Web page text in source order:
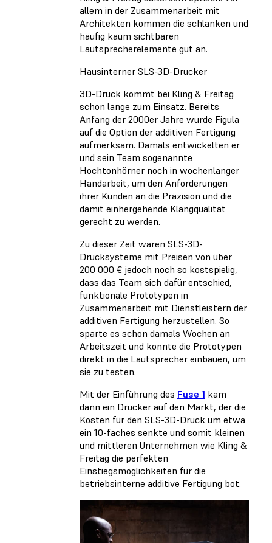
allem in der Zusammenarbeit mit
Architekten kommen die schlanken und
häufig kaum sichtbaren
Lautsprecherelemente gut an.
Hausinterner SLS-3D-Drucker
3D-Druck kommt bei Kling & Freitag
schon lange zum Einsatz. Bereits
Anfang der 2000er Jahre wurde Figula
auf die Option der additiven Fertigung
aufmerksam. Damals entwickelten er
und sein Team sogenannte
Hochtonhörner noch in wochenlanger
Handarbeit, um den Anforderungen
ihrer Kunden an die Präzision und die
damit einhergehende Klangqualität
gerecht zu werden.
Zu dieser Zeit waren SLS-3D-
Drucksysteme mit Preisen von über
200 000 € jedoch noch so kostspielig,
dass das Team sich dafür entschied,
funktionale Prototypen in
Zusammenarbeit mit Dienstleistern der
additiven Fertigung herzustellen. So
sparte es schon damals Wochen an
Arbeitszeit und konnte die Prototypen
direkt in die Lautsprecher einbauen, um
sie zu testen.
Mit der Einführung des Fuse 1 kam
dann ein Drucker auf den Markt, der die
Kosten für den SLS-3D-Druck um etwa
ein 10-faches senkte und somit kleinen
und mittleren Unternehmen wie Kling &
Freitag die perfekten
Einstiegsmöglichkeiten für die
betriebsinterne additive Fertigung bot.